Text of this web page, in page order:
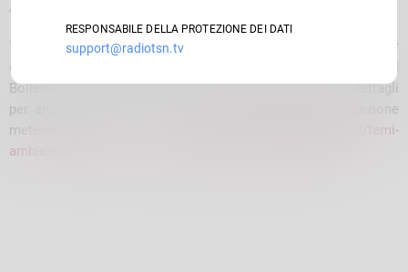
valanghe avvenute sui pendii più in quota.
Tenete d’occhio gli*aggiornamenti
, il prossimo è previsto per
domani, sabato 24 febbraio, alle ore 13:00. Sul sito ufficiale del
Bollettino neve e valanghe di Arpa Lombardia trovate i dettagli
per area e per giornata e anche l’evoluzione della situazione
meteorologica.
https://www.arpalombardia.it/temi-
ambientali/neve-e-ghiacciai/bollettino-neve-e-valanghe/
RESPONSABILE DELLA PROTEZIONE DEI DATI
support@radiotsn.tv